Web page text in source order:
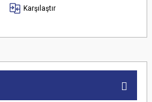
Karşılaştır